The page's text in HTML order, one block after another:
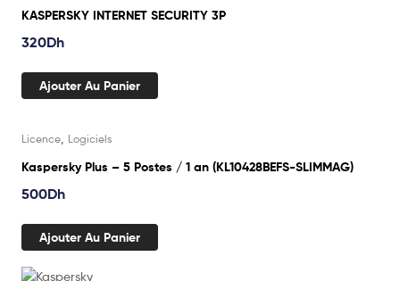
KASPERSKY INTERNET SECURITY 3P
320Dh
Ajouter Au Panier
Licence Logiciels
Kaspersky Plus – 5 Postes / 1 an (KL10428BEFS-SLIMMAG)
500Dh
Ajouter Au Panier